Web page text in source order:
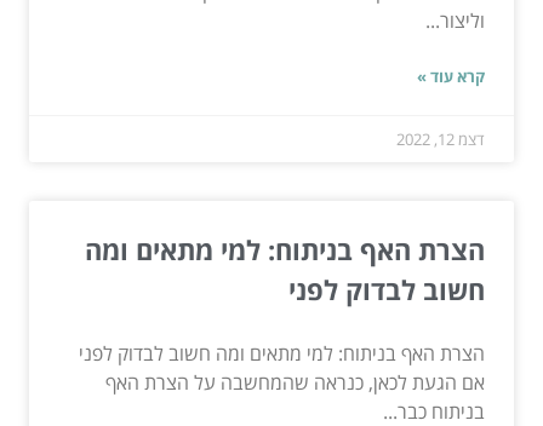
וליצור...
קרא עוד »
דצמ 12, 2022
הצרת האף בניתוח: למי מתאים ומה
חשוב לבדוק לפני
הצרת האף בניתוח: למי מתאים ומה חשוב לבדוק לפני
אם הגעת לכאן, כנראה שהמחשבה על הצרת האף
בניתוח כבר...